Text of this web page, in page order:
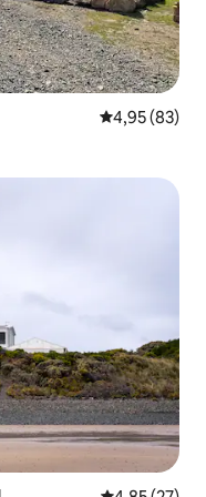
Μέση
4,95 (83)